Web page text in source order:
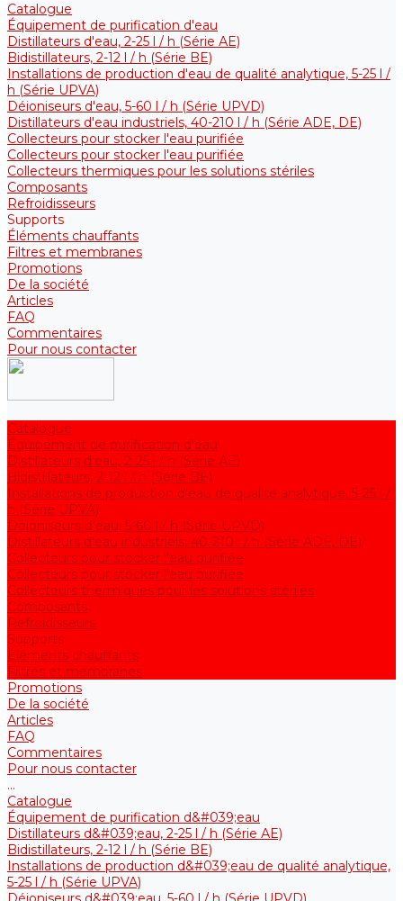
Catalogue
Équipement de purification d'eau
Distillateurs d'eau, 2-25 l / h (Série АE)
Bidistillateurs, 2-12 l / h (Série BE)
Installations de production d'eau de qualité analytique, 5-25 l /
h (Série UPVA)
Déioniseurs d'eau, 5-60 l / h (Série UPVD)
Distillateurs d'eau industriels, 40-210 l / h (Série ADE, DE)
Collecteurs pour stocker l'eau purifiée
Collecteurs pour stocker l'eau purifiée
Collecteurs thermiques pour les solutions stériles
Composants
Refroidisseurs
Supports
Éléments chauffants
Filtres et membranes
Promotions
De la société
Articles
FAQ
Commentaires
Pour nous contacter
Catalogue
Équipement de purification d'eau
Distillateurs d'eau, 2-25 l / h (Série АE)
Bidistillateurs, 2-12 l / h (Série BE)
Installations de production d'eau de qualité analytique, 5-25 l /
h (Série UPVA)
Déioniseurs d'eau, 5-60 l / h (Série UPVD)
Distillateurs d'eau industriels, 40-210 l / h (Série ADE, DE)
Collecteurs pour stocker l'eau purifiée
Collecteurs pour stocker l'eau purifiée
Collecteurs thermiques pour les solutions stériles
Composants
Refroidisseurs
Supports
Éléments chauffants
Filtres et membranes
Promotions
De la société
Articles
FAQ
Commentaires
Pour nous contacter
...
Catalogue
Équipement de purification d&#039;eau
Distillateurs d&#039;eau, 2-25 l / h (Série АE)
Bidistillateurs, 2-12 l / h (Série BE)
Installations de production d&#039;eau de qualité analytique,
5-25 l / h (Série UPVA)